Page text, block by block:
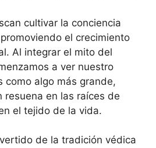
cultivar la conciencia
el crecimiento
Al integrar el mito del
a ver nuestro
como algo más grande,
resuena en las raíces de
el tejido de la vida.
de la tradición védica